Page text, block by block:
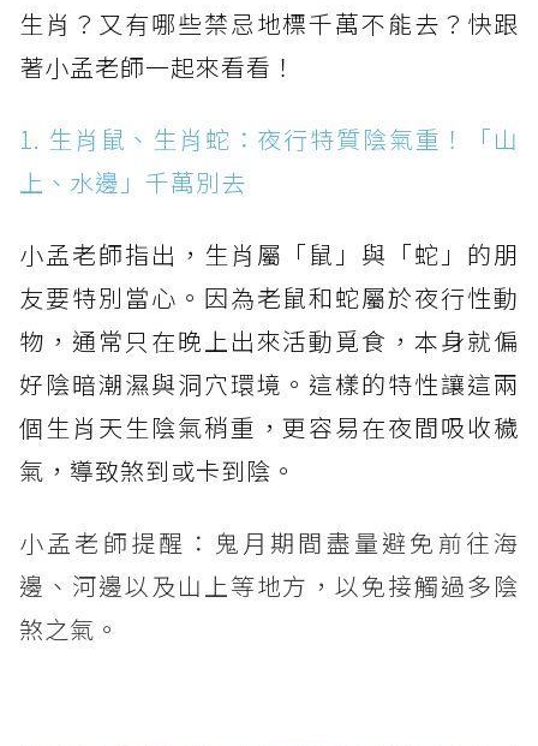
生肖？又有哪些禁忌地標千萬不能去？快跟
著小孟老師一起來看看！
1. 生肖鼠、生肖蛇：夜行特質陰氣重！「山
上、水邊」千萬別去
小孟老師指出，生肖屬「鼠」與「蛇」的朋
友要特別當心。因為老鼠和蛇屬於夜行性動
物，通常只在晚上出來活動覓食，本身就偏
好陰暗潮濕與洞穴環境。這樣的特性讓這兩
個生肖天生陰氣稍重，更容易在夜間吸收穢
氣，導致煞到或卡到陰。
小孟老師提醒：鬼月期間盡量避免前往海
邊、河邊以及山上等地方，以免接觸過多陰
煞之氣。